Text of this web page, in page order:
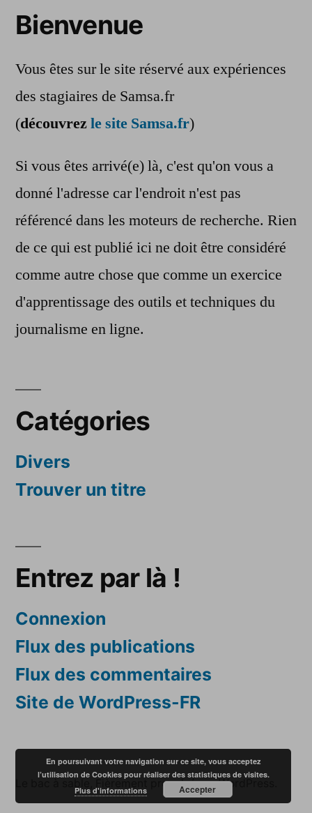
Bienvenue
Vous êtes sur le site réservé aux expériences
des stagiaires de Samsa.fr
(découvrezle site Samsa.fr)
Si vous êtes arrivé(e) là, c'est qu'on vous a
donné l'adresse car l'endroit n'est pas
référencé dans les moteurs de recherche. Rien
de ce qui est publié ici ne doit être considéré
comme autre chose que comme un exercice
d'apprentissage des outils et techniques du
journalisme en ligne.
Catégories
Divers
Trouver un titre
Entrez par là !
Connexion
Flux des publications
Flux des commentaires
Site de WordPress-FR
Fièrement propulsé par WordPress.
En poursuivant votre navigation sur ce site, vous acceptez
l’utilisation de Cookies pour réaliser des statistiques de visites.
Plus d'informations
Accepter